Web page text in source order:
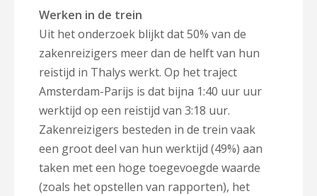
Werken in de trein
Uit het onderzoek blijkt dat 50% van de
zakenreizigers meer dan de helft van hun
reistijd in Thalys werkt. Op het traject
Amsterdam-Parijs is dat bijna 1:40 uur uur
werktijd op een reistijd van 3:18 uur.
Zakenreizigers besteden in de trein vaak
een groot deel van hun werktijd (49%) aan
taken met een hoge toegevoegde waarde
(zoals het opstellen van rapporten), het